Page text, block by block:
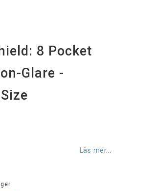
8 Pocket
Glare -
Läs mer...